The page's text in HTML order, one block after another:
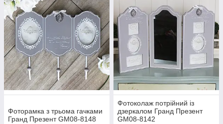
Фоторамка з трьома гачками
Гранд Презент GM08-8148
Фотоколаж потрійний із
дзеркалом Гранд Презент
GM08-8142